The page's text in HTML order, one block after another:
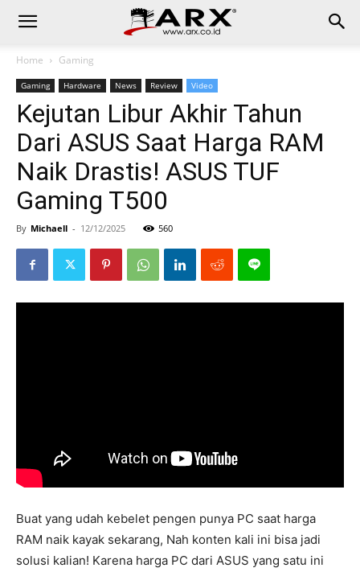
Home Gaming
Gaming Hardware News Review Video
Kejutan Libur Akhir Tahun
Dari ASUS Saat Harga RAM
Naik Drastis! ASUS TUF
Gaming T500
By Michaell - 12/12/2025 560
Buat yang udah kebelet pengen punya PC saat harga
RAM naik kayak sekarang, Nah konten kali ini bisa jadi
solusi kalian! Karena harga PC dari ASUS yang satu ini